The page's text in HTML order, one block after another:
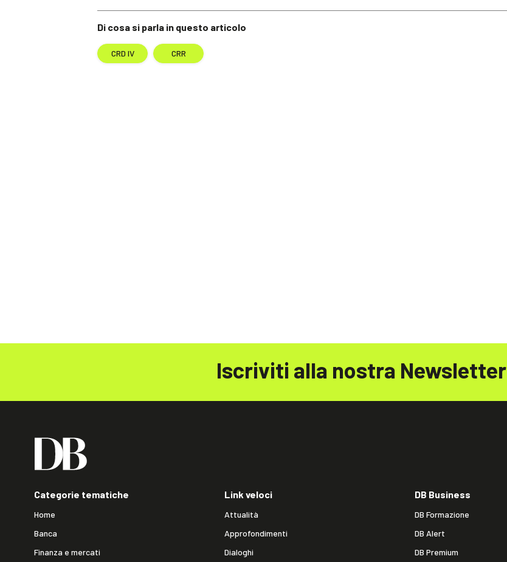
Di cosa si parla in questo articolo
CRD IV CRR
Iscriviti alla nostra Newsletter
Categorie tematiche
Home
Banca
Finanza e mercati
Link veloci
Attualità
Approfondimenti
Dialoghi
DB Business
DB Formazione
DB Alert
DB Premium